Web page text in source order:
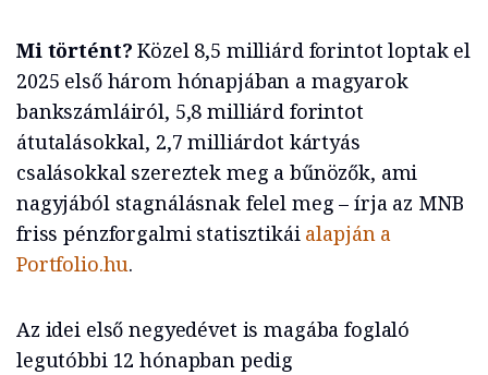
Mi történt?Közel 8,5 milliárd forintot loptak el
2025 első három hónapjában a magyarok
bankszámláiról, 5,8 milliárd forintot
átutalásokkal, 2,7 milliárdot kártyás
csalásokkal szereztek meg a bűnözők, ami
nagyjából stagnálásnak felel meg – írja az MNB
friss pénzforgalmi statisztikái alapján a
Portfolio.hu.
Az idei első negyedévet is magába foglaló
legutóbbi 12 hónapban pedig